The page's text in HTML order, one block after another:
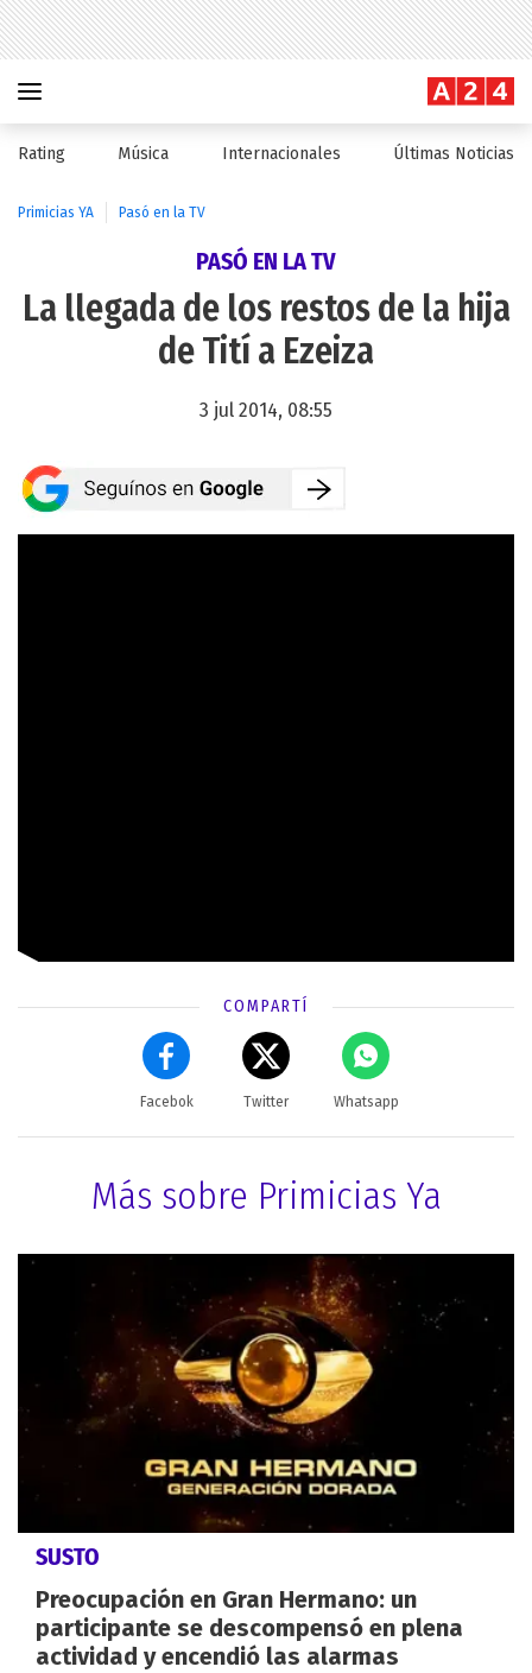
Rating Música Internacionales Últimas Noticias
Primicias YA Pasó en la TV
PASÓ EN LA TV
La llegada de los restos de la hija
de Tití a Ezeiza
3 jul 2014, 08:55
COMPARTÍ
Facebok Twitter Whatsapp
Más sobre Primicias Ya
SUSTO
Preocupación en Gran Hermano: un
participante se descompensó en plena
actividad y encendió las alarmas